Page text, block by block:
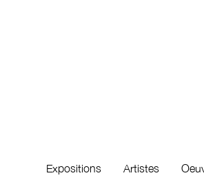
Expositions Artistes